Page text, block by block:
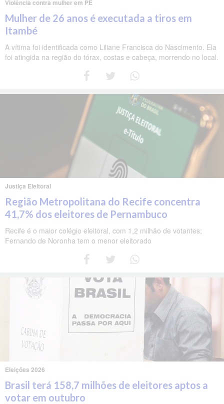
Violência contra mulher em PE
Mulher de 26 anos é executada a tiros em
Itambé
A vítima foi identificada como Liliane Francisca do Nascimento. Ela
foi atingida na região do tórax, costas e cabeça, morrendo no local.
Justiça Eleitoral
Região Metropolitana do Recife concentra
41,7% dos eleitores de Pernambuco
Recife é o maior colégio eleitoral, com 1,2 milhão de votantes;
Fernando de Noronha tem o menor eleitorado
Eleições 2026
Brasil terá 158,7 milhões de eleitores aptos a
votar em outubro